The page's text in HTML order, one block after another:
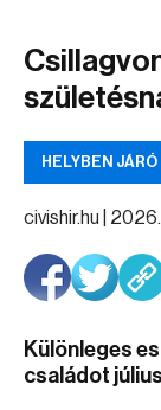
HELYBEN JÁRÓ
civishir.hu | 2026.
Különleges
családot